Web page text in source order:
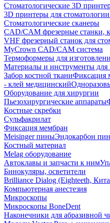
Стоматологические 3D
3D принтеры для стоматологии
Стоматологические сканеры
CAD/CAM фрезерные станки,
VHF фрезерный станок для
MyCrown CAD/CAM система
Термоформеры для
Материалы и инструменты для
Забор костной тканиФиксация
- клей медицинский
Оборудование для хирургии
Пьезохирургические аппараты
Костные скребки
Сульфакрилат
Фиксация мембран
Meisinger пиныЭндокарбон
Костный материал
Melag оборудование
Автоклавы и запчасти к ним
Бинокуляры, осветители
Brilliance Dialog (Eighteeth,
Компьютерная анестезия
Микроскопы
Микроскопы BoneDent
Наконечники для абразивной